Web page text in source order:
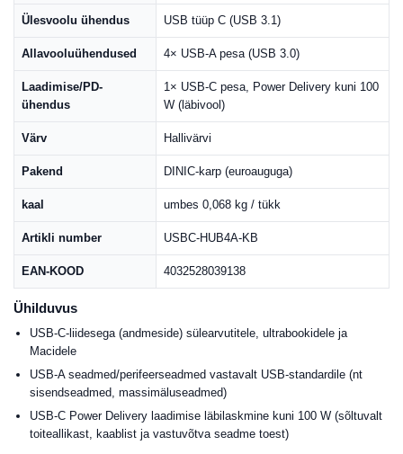
Ülesvoolu ühendus USB tüüp C (USB 3.1)
Allavooluühendused 4× USB-A pesa (USB 3.0)
Laadimise/PD-
ühendus
1× USB-C pesa, Power Delivery kuni 100
W (läbivool)
Värv Hallivärvi
Pakend DINIC-karp (euroauguga)
kaal umbes 0,068 kg / tükk
Artikli number USBC-HUB4A-KB
EAN-KOOD 4032528039138
Ühilduvus
USB-C-liidesega (andmeside) sülearvutitele, ultrabookidele ja
Macidele
USB-A seadmed/perifeerseadmed vastavalt USB-standardile (nt
sisendseadmed, massimäluseadmed)
USB-C Power Delivery laadimise läbilaskmine kuni 100 W (sõltuvalt
toiteallikast, kaablist ja vastuvõtva seadme toest)